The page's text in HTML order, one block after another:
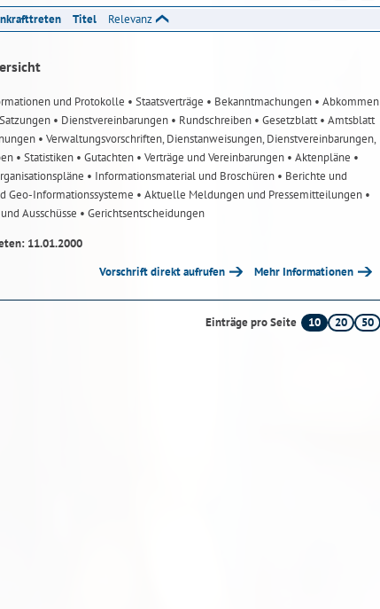
Titel Relevanz
und Protokolle • Staatsverträge • Bekanntmachungen • Abkommen
• Dienstvereinbarungen • Rundschreiben • Gesetzblatt• Amtsblatt
• Verwaltungsvorschriften, Dienstanweisungen, Dienstvereinbarungen,
• Statistiken • Gutachten • Verträge und Vereinbarungen • Aktenpläne •
• Informationsmaterial und Broschüren • Berichte und
Geo-Informationssysteme • Aktuelle Meldungen und Pressemitteilungen •
Ausschüsse • Gerichtsentscheidungen
11.01.2000
Vorschrift direkt aufrufen Mehr Informationen
Einträge pro Seite 10 20 50